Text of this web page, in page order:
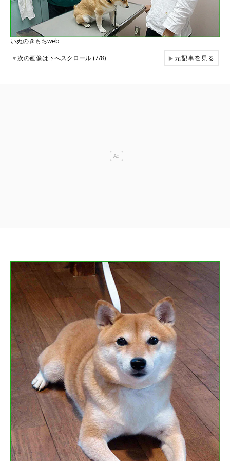
いぬのきもちweb
▼次の画像は下へスクロール (7/8) ▶元記事を見る